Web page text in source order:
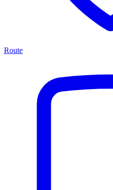
Route